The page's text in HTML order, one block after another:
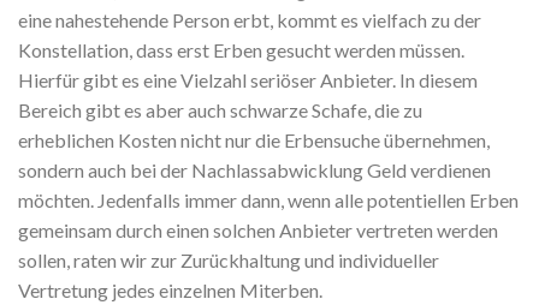
eine nahestehende Person erbt, kommt es vielfach zu der
Konstellation, dass erst Erben gesucht werden müssen.
Hierfür gibt es eine Vielzahl seriöser Anbieter. In diesem
Bereich gibt es aber auch schwarze Schafe, die zu
erheblichen Kosten nicht nur die Erbensuche übernehmen,
sondern auch bei der Nachlassabwicklung Geld verdienen
möchten. Jedenfalls immer dann, wenn alle potentiellen Erben
gemeinsam durch einen solchen Anbieter vertreten werden
sollen, raten wir zur Zurückhaltung und individueller
Vertretung jedes einzelnen Miterben.